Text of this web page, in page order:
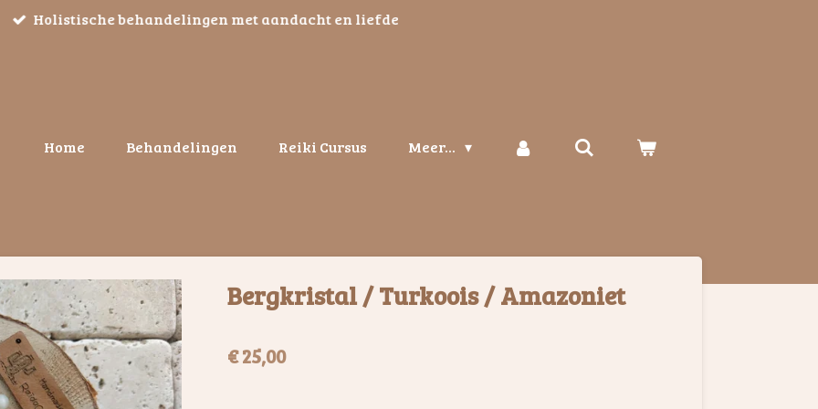
Holistische behandelingen met aandacht en liefde
Home Behandelingen Reiki Cursus Meer...
Bergkristal / Turkoois / Amazoniet
€ 25,00